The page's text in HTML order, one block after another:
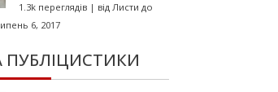
1.3k переглядів| від Листи до
6, 2017
ПУБЛІЦИСТИКИ